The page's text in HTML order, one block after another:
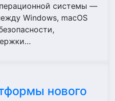
системы —
Windows, macOS
нового